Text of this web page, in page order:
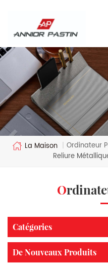
La Maison | Ordinateur
Reliure
Catégories
De Nouveaux Produits